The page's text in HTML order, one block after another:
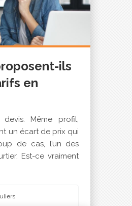
ils
en
Même profil,
un écart de prix qui
de cas, l’un des
Est-ce vraiment